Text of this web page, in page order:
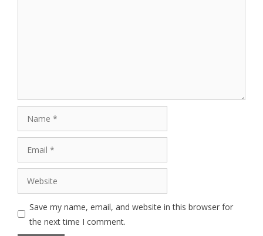
Website
Save my name, email, and website in this browser for
the next time I comment.